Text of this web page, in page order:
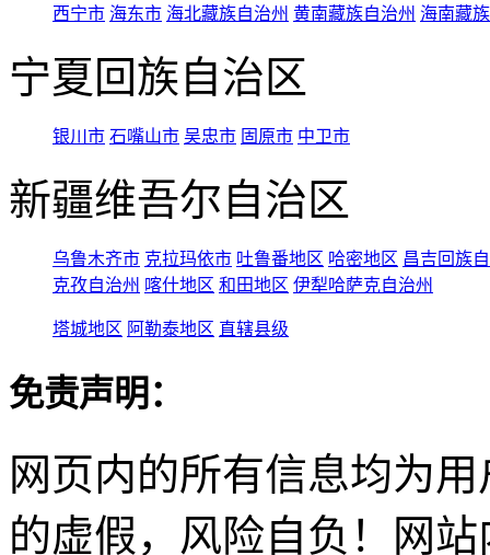
西宁市 海东市 海北藏族自治州 黄南藏族自治州 海南藏
宁夏回族自治区
银川市 石嘴山市 吴忠市 固原市 中卫市
新疆维吾尔自治区
乌鲁木齐市 克拉玛依市 吐鲁番地区 哈密地区 昌吉回族
克孜自治州 喀什地区 和田地区 伊犁哈萨克自治州
塔城地区 阿勒泰地区 直辖县级
免责声明：
网页内的所有信息均为
的虚假，风险自负！网